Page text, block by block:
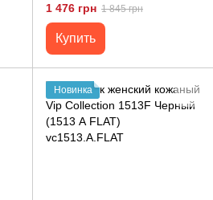
1 476 грн 1 845 грн
Купить
Новинка